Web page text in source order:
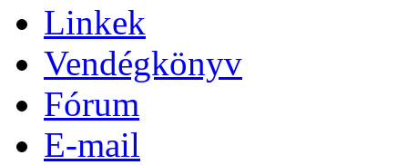
Linkek
Vendégkönyv
Fórum
E-mail